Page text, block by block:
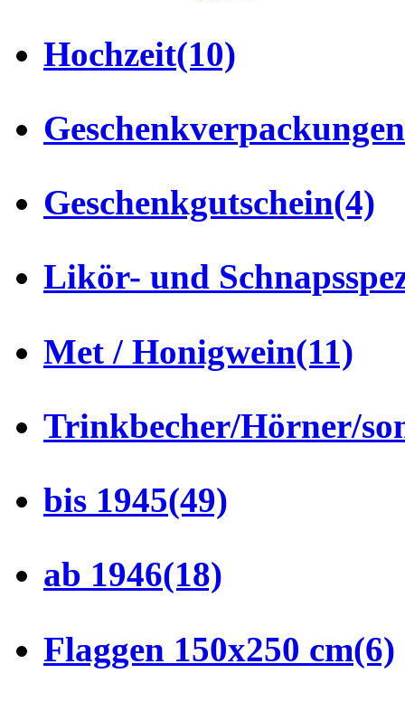
Hochzeit(10)
Geschenkverpackungen
Geschenkgutschein(4)
Likör- und
Met / Honigwein(11)
Trinkbecher/Hörner/
bis 1945(49)
ab 1946(18)
Flaggen 150x250 cm(6)